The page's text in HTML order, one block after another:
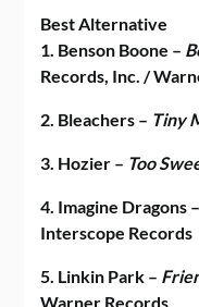
Best Alternative
1. Benson Boone –
Records, Inc. /
2. Bleachers – Tiny
3. Hozier – Too
4. Imagine Dragons –
Interscope Records
5. Linkin Park –
Warner Records